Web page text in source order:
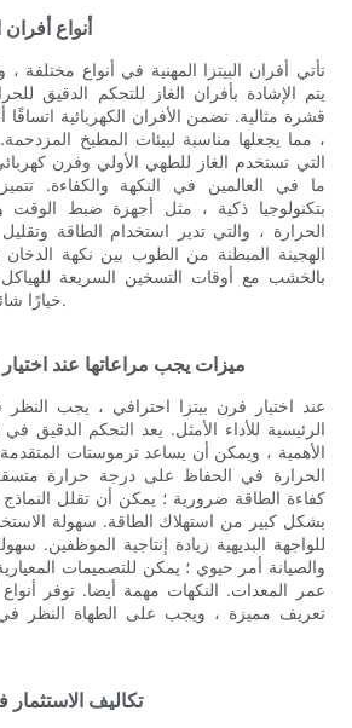
أنواع أفران
تأتي أفران البيتزا المهنية في أنواع مختلفة
يتم الإشادة بأفران الغاز للتحكم الدقيق
قشرة مثالية. تضمن الأفران الكهربائية
، مما يجعلها مناسبة لبيئات المطبخ
التي تستخدم الغاز للطهي الأولي وفرن
ما في العالمين في النكهة والكفاءة. تتميز
بتكنولوجيا ذكية ، مثل أجهزة ضبط الوقت
الحرارة ، والتي تدير استخدام الطاقة وتقليل
الهجينة المبطنة من الطوب بين نكهة
بالخشب مع أوقات التسخين السريعة للهياكل
خيارًا شائعًا للمشغلين المحترفين.
ميزات يجب مراعاتها عند
عند اختيار فرن بيتزا احترافي ، يجب
الرئيسية للأداء الأمثل. يعد التحكم الدقيق
الأهمية ، ويمكن أن يساعد ترموستات
الحرارة في الحفاظ على درجة حرارة
كفاءة الطاقة ضرورية ؛ يمكن أن تقلل
بشكل كبير من استهلاك الطاقة. سهولة
للواجهة البديهية زيادة إنتاجية الموظفين.
والصيانة أمر حيوي ؛ يمكن للتصميمات المعيارية
عمر المعدات. النكهات مهمة أيضا. توفر
تعريف مميزة ، ويجب على الطهاة النظر في
تكاليف الاستثمار